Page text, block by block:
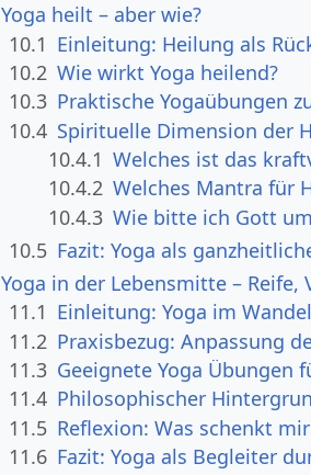
Yoga heilt – aber wie?
10.1 Einleitung: Heilung als
10.2 Wie wirkt Yoga heilend?
10.3 Praktische Yogaübungen
10.4 Spirituelle Dimension der
10.4.1 Welches ist das
10.4.2 Welches Mantra für
10.4.3 Wie bitte ich Gott
10.5 Fazit: Yoga als
Yoga in der Lebensmitte –
11.1 Einleitung: Yoga im
11.2 Praxisbezug: Anpassung
11.3 Geeignete Yoga Übungen
11.4 Philosophischer
11.5 Reflexion: Was schenkt
11.6 Fazit: Yoga als Begleiter